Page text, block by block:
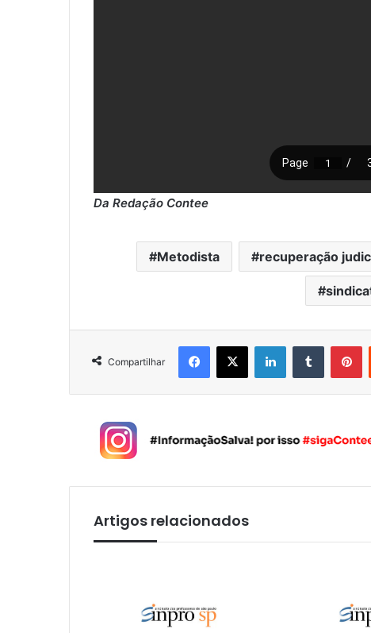
Da Redação Contee
Metodista recuperação
Compartilhar
Artigos relacionados